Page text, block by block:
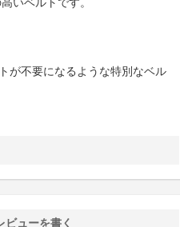
が不要になるような特別なベル
ビューを書く